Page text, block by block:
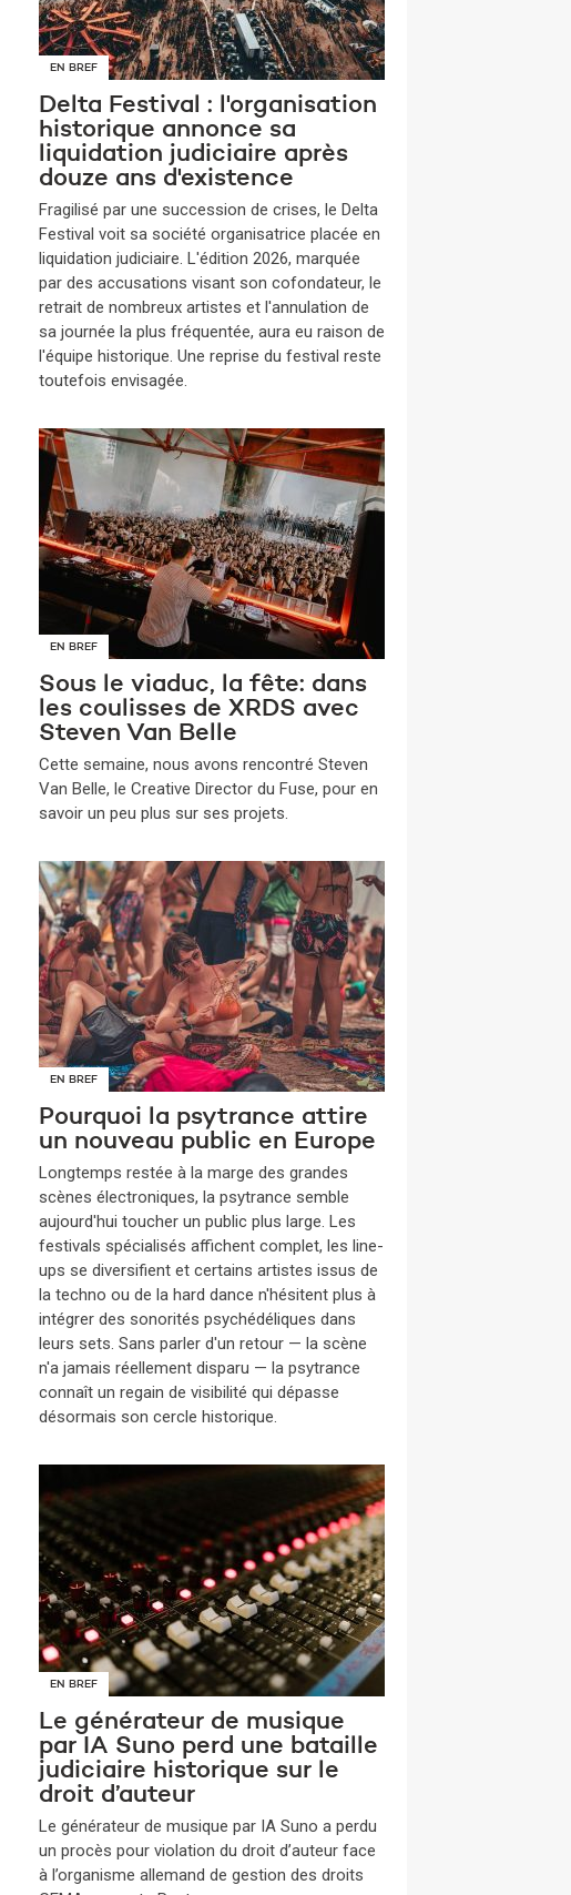
EN BREF
Delta Festival : l'organisation
historique annonce sa
liquidation judiciaire après
douze ans d'existence
Fragilisé par une succession de crises, le Delta
Festival voit sa société organisatrice placée en
liquidation judiciaire. L'édition 2026, marquée
par des accusations visant son cofondateur, le
retrait de nombreux artistes et l'annulation de
sa journée la plus fréquentée, aura eu raison de
l'équipe historique. Une reprise du festival reste
toutefois envisagée.
EN BREF
Sous le viaduc, la fête: dans
les coulisses de XRDS avec
Steven Van Belle
​Cette semaine, nous avons rencontré Steven
Van Belle, le Creative Director du Fuse, pour en
savoir un peu plus sur ses projets.
EN BREF
Pourquoi la psytrance attire
un nouveau public en Europe
​Longtemps restée à la marge des grandes
scènes électroniques, la psytrance semble
aujourd'hui toucher un public plus large. Les
festivals spécialisés affichent complet, les line-
ups se diversifient et certains artistes issus de
la techno ou de la hard dance n'hésitent plus à
intégrer des sonorités psychédéliques dans
leurs sets. Sans parler d'un retour — la scène
n'a jamais réellement disparu — la psytrance
connaît un regain de visibilité qui dépasse
désormais son cercle historique.
EN BREF
Le générateur de musique
par IA Suno perd une bataille
judiciaire historique sur le
droit d’auteur
Le générateur de musique par IA Suno a perdu
un procès pour violation du droit d’auteur face
à l’organisme allemand de gestion des droits